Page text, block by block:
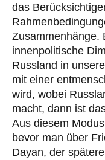
das
Zusammenhänge.
innenpolitische
Russland in
mit einer
wird, wobei
macht, dann ist
Aus diesem
bevor man über
Dayan, der